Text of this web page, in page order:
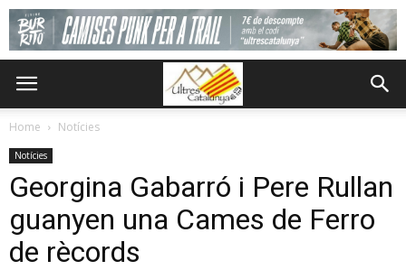
Home Notícies
Notícies
Georgina Gabarró i Pere Rullan
guanyen una Cames de Ferro
de rècords